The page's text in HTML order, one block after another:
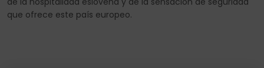
que ofrece este país europeo.